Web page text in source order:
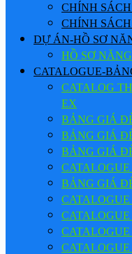
CHÍNH
CHÍNH
DỰ ÁN-HỒ SƠ
HỒ SƠ
CATALOGUE-
CATALOG
EX
BẢNG GIÁ
BẢNG GIÁ
BẢNG GIÁ
BẢNG GIÁ